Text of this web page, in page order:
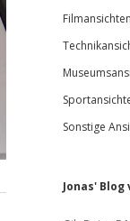
Filmansichten
Sonstige
Jonas'